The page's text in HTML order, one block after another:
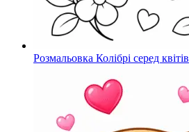
Розмальовка Колібрі серед квітів